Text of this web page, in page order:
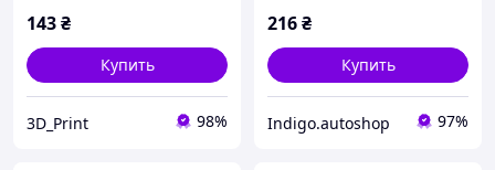
143₴
Купить
3D_Print 98%
216₴
Купить
Indigo.autoshop 97%